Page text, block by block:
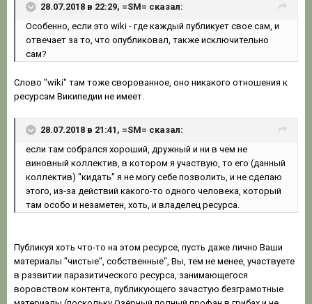
28.07.2018 в 22:29, =SM= сказал:
Особенно, если это wiki - где каждый публикует свое сам, и
отвечает за то, что опубликовал, также исключительно
сам?
Слово "wiki" там тоже сворованное, оно никакого отношения к
ресурсам Википедии не имеет.
28.07.2018 в 21:41, =SM= сказал:
если там собрался хороший, дружный и ни в чем не
виновный коллектив, в котором я участвую, то его (данный
коллектив) "кидать" я не могу себе позволить, и не сделаю
этого, из-за действий какого-то одного человека, который
там особо и незаметен, хоть, и владелец ресурса.
Публикуя хоть что-то на этом ресурсе, пусть даже лично Ваши
материалы "чистые", собственные", Вы, тем не менее, участвуете
в развитии паразитического ресурса, занимающегося
воровством контента, публикующего зачастую безграмотные